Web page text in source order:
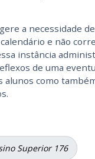
a necessidade
e não
instância
de uma
alunos como
Superior 176